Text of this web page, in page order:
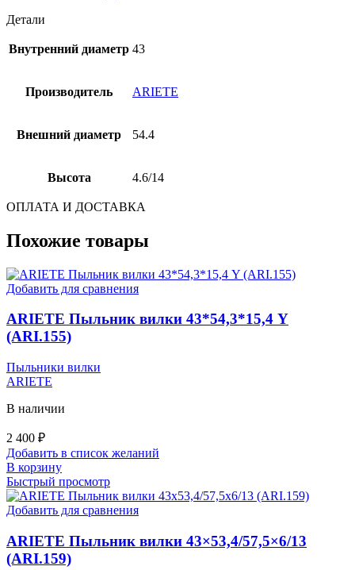
Детали
Внутренний диаметр 43
Производитель ARIETE
Внешний диаметр 54.4
Высота 4.6/14
ОПЛАТА И ДОСТАВКА
Похожие товары
Добавить для сравнения
ARIETE Пыльник вилки 43*54,3*15,4 Y
(ARI.155)
Пыльники вилки
ARIETE
В наличии
2 400 ₽
Добавить в список желаний
В корзину
Быстрый просмотр
Добавить для сравнения
ARIETE Пыльник вилки 43×53,4/57,5×6/13
(ARI.159)